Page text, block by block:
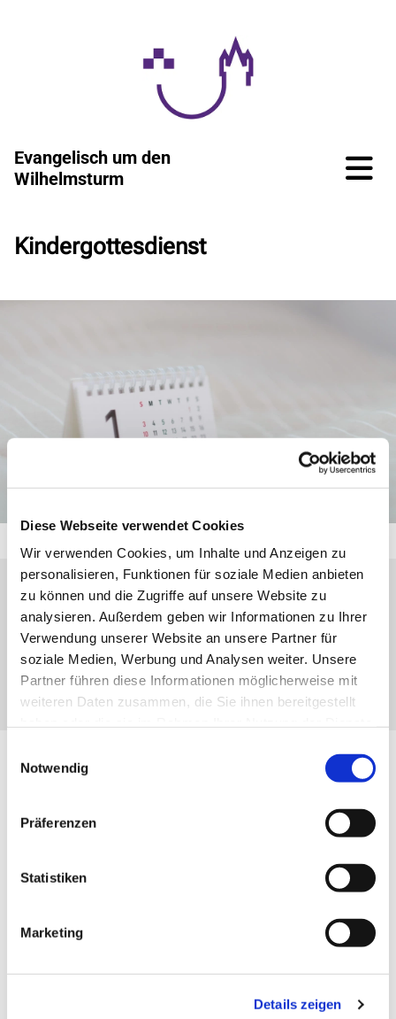
Diese Webseite verwendet Cookies
Wir verwenden Cookies, um Inhalte und Anzeigen zu
personalisieren, Funktionen für soziale Medien anbieten
zu können und die Zugriffe auf unsere Website zu
analysieren. Außerdem geben wir Informationen zu Ihrer
Verwendung unserer Website an unsere Partner für
soziale Medien, Werbung und Analysen weiter. Unsere
Partner führen diese Informationen möglicherweise mit
weiteren Daten zusammen, die Sie ihnen bereitgestellt
Notwendig
Präferenzen
Statistiken
Marketing
Details zeigen
Evangelisch um den
Wilhelmsturm
Kindergottesdienst
Sonntag, 27. Juni 2027, 12:00 Uhr
Oberscheld, Schelde-Lahn-Str. 50, 35688
Dillenburg